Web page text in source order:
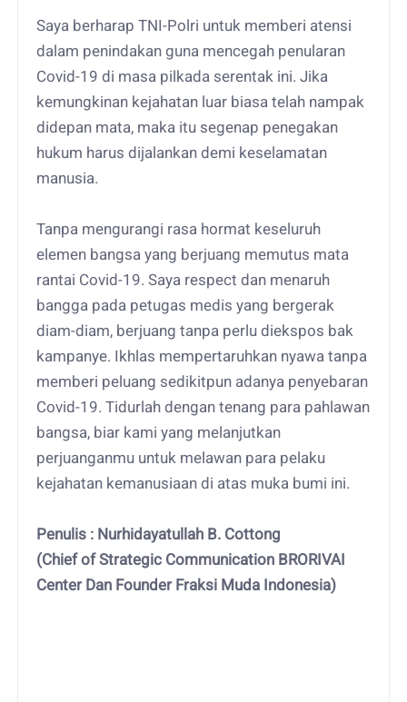
Saya berharap TNI-Polri untuk memberi atensi
dalam penindakan guna mencegah penularan
Covid-19 di masa pilkada serentak ini. Jika
kemungkinan kejahatan luar biasa telah nampak
didepan mata, maka itu segenap penegakan
hukum harus dijalankan demi keselamatan
manusia.
Tanpa mengurangi rasa hormat keseluruh
elemen bangsa yang berjuang memutus mata
rantai Covid-19. Saya respect dan menaruh
bangga pada petugas medis yang bergerak
diam-diam, berjuang tanpa perlu diekspos bak
kampanye. Ikhlas mempertaruhkan nyawa tanpa
memberi peluang sedikitpun adanya penyebaran
Covid-19. Tidurlah dengan tenang para pahlawan
bangsa, biar kami yang melanjutkan
perjuanganmu untuk melawan para pelaku
kejahatan kemanusiaan di atas muka bumi ini.
Penulis : Nurhidayatullah B. Cottong
(Chief of Strategic Communication BRORIVAI
Center Dan Founder Fraksi Muda Indonesia)